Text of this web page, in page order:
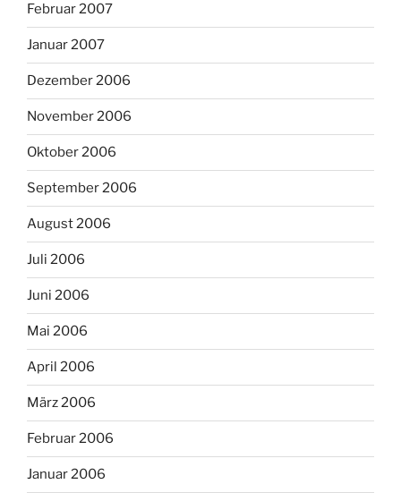
Februar 2007
Januar 2007
Dezember 2006
November 2006
Oktober 2006
September 2006
August 2006
Juli 2006
Juni 2006
Mai 2006
April 2006
März 2006
Februar 2006
Januar 2006